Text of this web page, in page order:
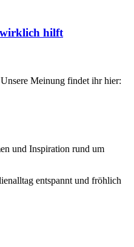
wirklich hilft
Meinung findet ihr hier:
und Inspiration rund um
entspannt und fröhlich